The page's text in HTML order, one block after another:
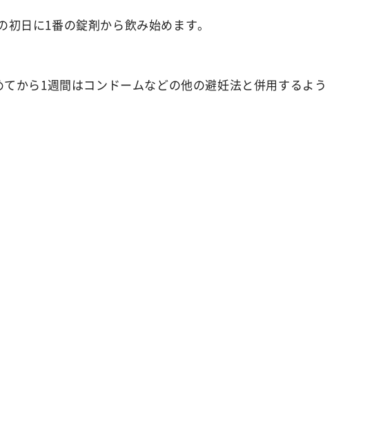
日に1番の錠剤から飲み始めます。
から1週間はコンドームなどの他の避妊法と併用するよう